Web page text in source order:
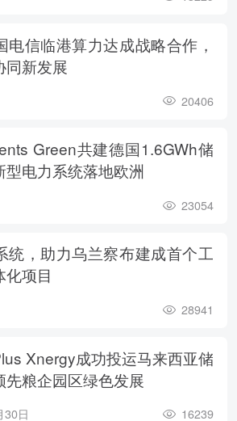
电信临港算力达成战略合作，
同新发展
20406
Green共建德国1.6GWh储
电力系统落地欧洲
23054
统，助力乌兰察布建成首个工
化项目
28941
Xnergy成功投运马来西亚储
粮企园区绿色发展
30日 16239